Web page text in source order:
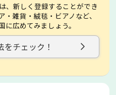
、新しく登録することができ
雑貨・絨毯・ビアノなど、
広めてみましょう。
をチェック！